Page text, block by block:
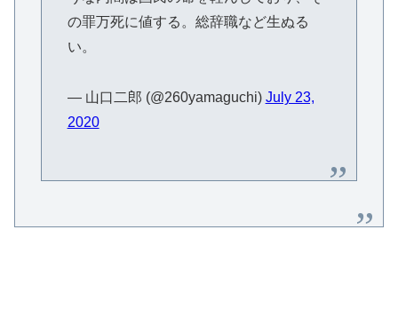
の罪万死に値する。総辞職など生ぬる
い。
— 山口二郎 (@260yamaguchi) July 23,
2020